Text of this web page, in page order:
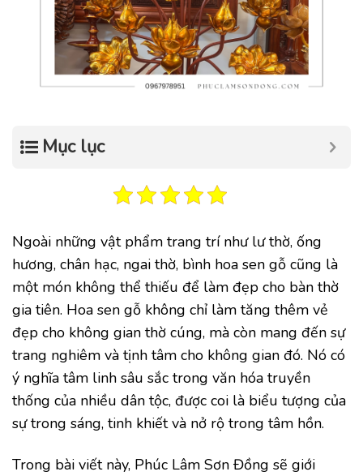
Mục lục
Ngoài những vật phẩm trang trí như lư thờ, ống
hương, chân hạc, ngai thờ, bình hoa sen gỗ cũng là
một món không thể thiếu để làm đẹp cho bàn thờ
gia tiên. Hoa sen gỗ không chỉ làm tăng thêm vẻ
đẹp cho không gian thờ cúng, mà còn mang đến sự
trang nghiêm và tịnh tâm cho không gian đó. Nó có
ý nghĩa tâm linh sâu sắc trong văn hóa truyền
thống của nhiều dân tộc, được coi là biểu tượng của
sự trong sáng, tinh khiết và nở rộ trong tâm hồn.
Trong bài viết này, Phúc Lâm Sơn Đồng sẽ giới